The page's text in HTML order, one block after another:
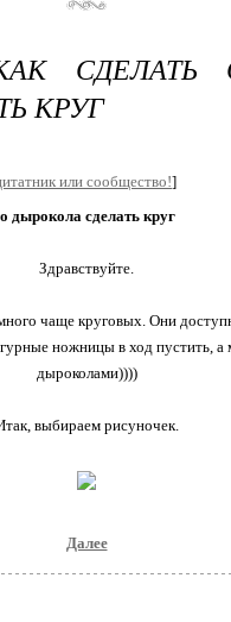
КРУГ
или сообщество!]
сделать круг
Здравствуйте.
чаще круговых. Они
ножницы в ход пустить, а
дыроколами))))
выбираем рисуночек.
Далее